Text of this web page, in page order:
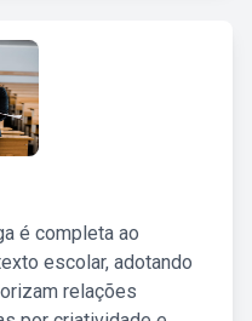
é completa ao
escolar, adotando
relações